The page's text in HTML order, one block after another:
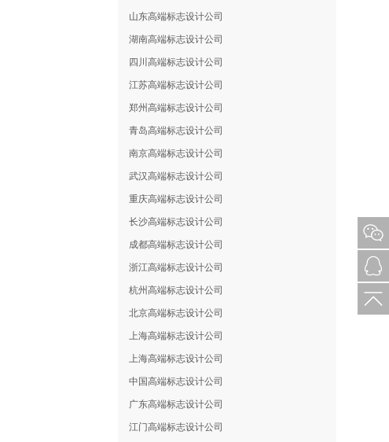
山东高端标志设计公司
湖南高端标志设计公司
四川高端标志设计公司
江苏高端标志设计公司
郑州高端标志设计公司
青岛高端标志设计公司
南京高端标志设计公司
武汉高端标志设计公司
重庆高端标志设计公司
长沙高端标志设计公司
成都高端标志设计公司
浙江高端标志设计公司
杭州高端标志设计公司
北京高端标志设计公司
上海高端标志设计公司
上海高端标志设计公司
中国高端标志设计公司
广东高端标志设计公司
江门高端标志设计公司